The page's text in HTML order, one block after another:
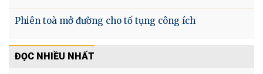
Phiên toà mở đường cho tố tụng công ích
ĐỌC NHIỀU NHẤT